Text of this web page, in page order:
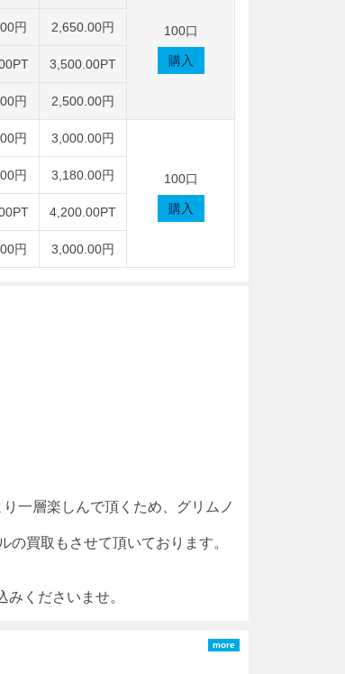
100口
購入
円 2,650.00円
3,500.00PT
円 2,500.00円
円 3,000.00円
100口
購入
円 3,180.00円
4,200.00PT
円 3,000.00円
り一層楽しんで頂くため、 グリムノ
の買取もさせて頂いております。
くださいませ。
more